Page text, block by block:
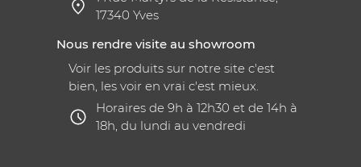
17340 Yves
Nous rendre visite au showroom
Voir les produits sur notre site c'est
bien, les voir en vrai c'est mieux.
Horaires de 9h à 12h30 et de 14h à
18h, du lundi au vendredi